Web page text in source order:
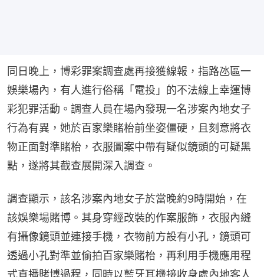
同日晚上，博彩罪案調查處再接獲線報，指路氹區一
娛樂場內，有人進行俗稱「電投」的不法線上幸運博
彩犯罪活動。調查人員在場內發現一名涉案內地女子
行為有異，她於百家樂賭枱前坐姿僵硬，且刻意將衣
物正面對準賭枱，衣服圖案中帶有疑似鏡頭的可疑黑
點，遂將其截查展開深入調查。
調查顯示，該名涉案內地女子於當晚約9時開始，在
該娛樂場賭博。其身穿經改裝的作案服飾，衣服內縫
有攝像鏡頭並連接手機，衣物前方設有小孔，鏡頭可
透過小孔對準並偷拍百家樂賭枱，再利用手機應用程
式直播賭博過程，同時以藍牙耳機接收身處內地客人